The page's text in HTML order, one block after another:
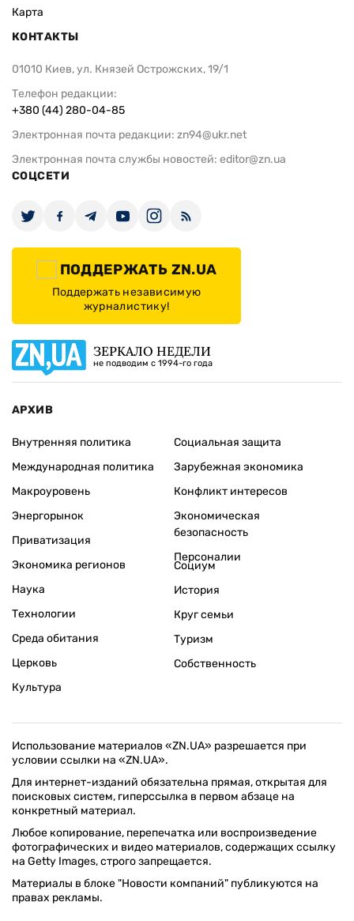
Карта
КОНТАКТЫ
01010 Киев, ул. Князей Острожских, 19/1
Телефон редакции:
+380 (44) 280-04-85
Электронная почта редакции: zn94@ukr.net
Электронная почта службы новостей: editor@zn.ua
СОЦСЕТИ
ПОДДЕРЖАТЬ ZN.UA
Поддержать независимую
журналистику!
ЗЕРКАЛО НЕДЕЛИ
не подводим с 1994-го года
АРХИВ
Внутренняя политика
Международная политика
Макроуровень
Энергорынок
Приватизация
Экономика регионов
Социальная защита
Зарубежная экономика
Конфликт интересов
Экономическая
безопасность
Персоналии
Наука
Технологии
Среда обитания
Церковь
Культура
Социум
История
Круг семьи
Туризм
Собственность
Использование материалов «ZN.UA» разрешается при
условии ссылки на «ZN.UA».
Для интернет-изданий обязательна прямая, открытая для
поисковых систем, гиперссылка в первом абзаце на
конкретный материал.
Любое копирование, перепечатка или воспроизведение
фотографических и видео материалов, содержащих ссылку
на Getty Images, строго запрещается.
Материалы в блоке "Новости компаний" публикуются на
правах рекламы.